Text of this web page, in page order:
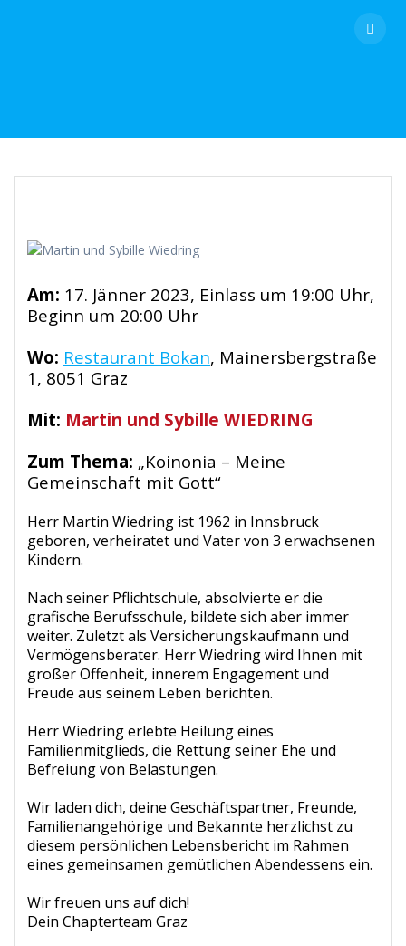
Am: 17. Jänner 2023, Einlass um 19:00 Uhr,
Beginn um 20:00 Uhr
Wo: Restaurant Bokan, Mainersbergstraße
1, 8051 Graz
Mit: Martin und Sybille WIEDRING
Zum Thema: „Koinonia – Meine
Gemeinschaft mit Gott“
Herr Martin Wiedring ist 1962 in Innsbruck
geboren, verheiratet und Vater von 3 erwachsenen
Kindern.
Nach seiner Pflichtschule, absolvierte er die
grafische Berufsschule, bildete sich aber immer
weiter. Zuletzt als Versicherungskaufmann und
Vermögensberater. Herr Wiedring wird Ihnen mit
großer Offenheit, innerem Engagement und
Freude aus seinem Leben berichten.
Herr Wiedring erlebte Heilung eines
Familienmitglieds, die Rettung seiner Ehe und
Befreiung von Belastungen.
Wir laden dich, deine Geschäftspartner, Freunde,
Familienangehörige und Bekannte herzlichst zu
diesem persönlichen Lebensbericht im Rahmen
eines gemeinsamen gemütlichen Abendessens ein.
Wir freuen uns auf dich!
Dein Chapterteam Graz